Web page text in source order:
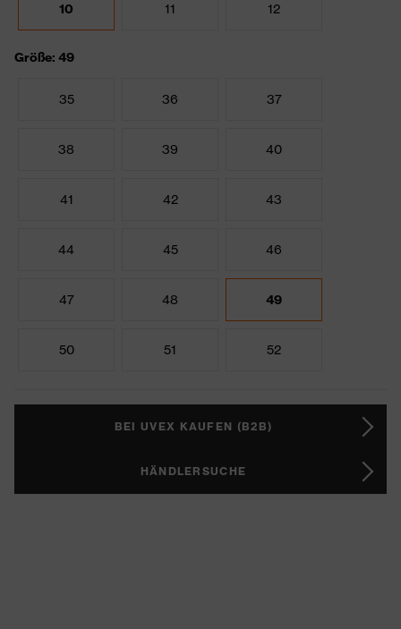
10 11 12
Größe: 49
35 36 37
38 39 40
41 42 43
44 45 46
47 48 49
50 51 52
BEI UVEX KAUFEN (B2B)
HÄNDLERSUCHE